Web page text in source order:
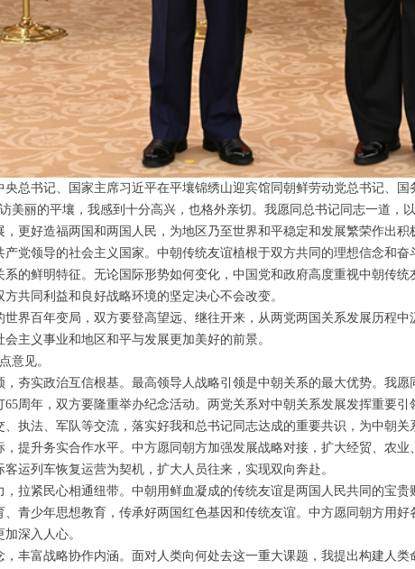
书记、国家主席习近平在平壤锦绣山迎宾馆同朝鲜劳动党总书记、国
丽的平壤，我感到十分高兴，也格外亲切。我愿同总书记同志一道，
更好造福两国和两国人民，为地区乃至世界和平稳定和发展繁荣作出积
领导的社会主义国家。中朝传统友谊植根于双方共同的理想信念和奋
的鲜明特征。无论国际形势如何变化，中国党和政府高度重视中朝传
共同利益和良好战略环境的坚定决心不会改变。
百年变局，双方要登高望远、继往开来，从两党两国关系发展历程中
主义事业和地区和平与发展更加美好的前景。
意见。
实政治互信根基。最高领导人战略引领是中朝关系的最大优势。我愿
周年，双方要隆重举办纪念活动。两党关系对中朝关系发展发挥重要
执法、军队等交流，落实好我和总书记同志达成的重要共识，为中朝关
升务实合作水平。中方愿同朝方加强发展战略对接，扩大经贸、农业
运列车恢复运营为契机，扩大人员往来，实现双向奔赴。
紧民心相通纽带。中朝用鲜血凝成的传统友谊是两国人民共同的宝贵
青少年思想教育，传承好两国红色基因和传统友谊。中方愿同朝方用
深入人心。
富战略协作内涵。面对人类向何处去这一重大课题，我提出构建人类